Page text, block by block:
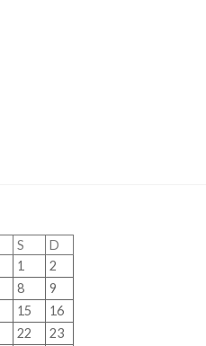
S
D
1
2
8
9
15
16
22
23